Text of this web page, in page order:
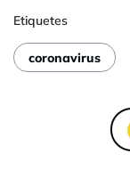
Etiquetes
coronavirus